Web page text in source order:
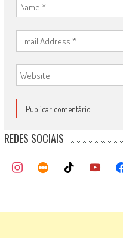
REDES SOCIAIS